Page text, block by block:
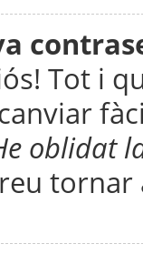
Tot i
oblidat
tornar